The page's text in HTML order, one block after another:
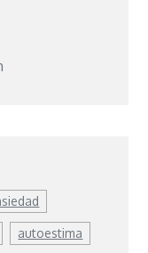
autoestima